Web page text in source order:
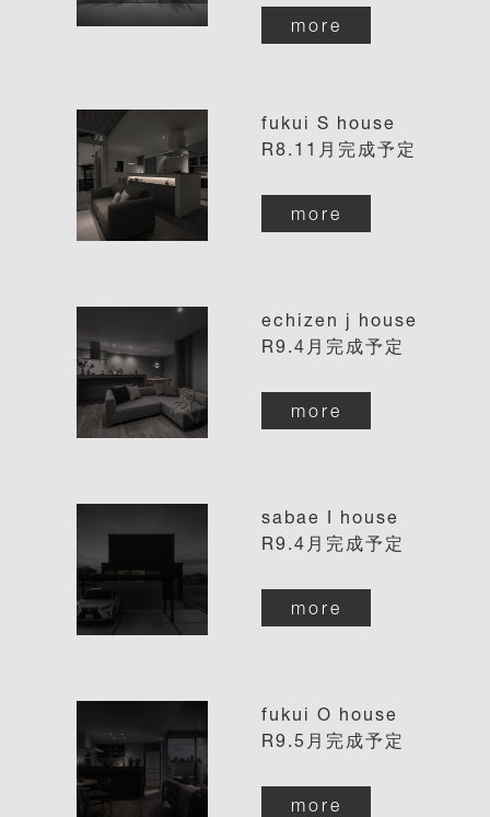
more
fukui S house
R8.11月完成予定
more
echizen j house
R9.4月完成予定
more
sabae I house
R9.4月完成予定
more
fukui O house
R9.5月完成予定
more